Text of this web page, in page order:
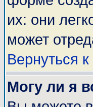
их: они
может
Вернуться
Могу ли я